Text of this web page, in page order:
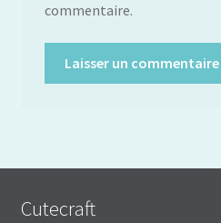
commentaire.
Cutecraft